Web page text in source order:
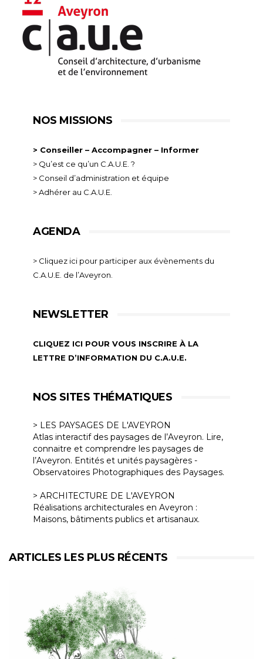
NOS MISSIONS
> Conseiller – Accompagner – Informer
> Qu’est ce qu’un C.A.U.E. ?
> Conseil d’administration et équipe
> Adhérer au C.A.U.E.
AGENDA
> Cliquez ici pour participer aux évènements du
C.A.U.E. de l’Aveyron.
NEWSLETTER
CLIQUEZ ICI POUR VOUS INSCRIRE À LA
LETTRE D’INFORMATION DU C.A.U.E.
NOS SITES THÉMATIQUES
> LES PAYSAGES DE L'AVEYRON
Atlas interactif des paysages de l’Aveyron. Lire,
connaitre et comprendre les paysages de
l’Aveyron. Entités et unités paysagères -
Observatoires Photographiques des Paysages.
> ARCHITECTURE DE L'AVEYRON
Réalisations architecturales en Aveyron :
Maisons, bâtiments publics et artisanaux.
ARTICLES LES PLUS RÉCENTS